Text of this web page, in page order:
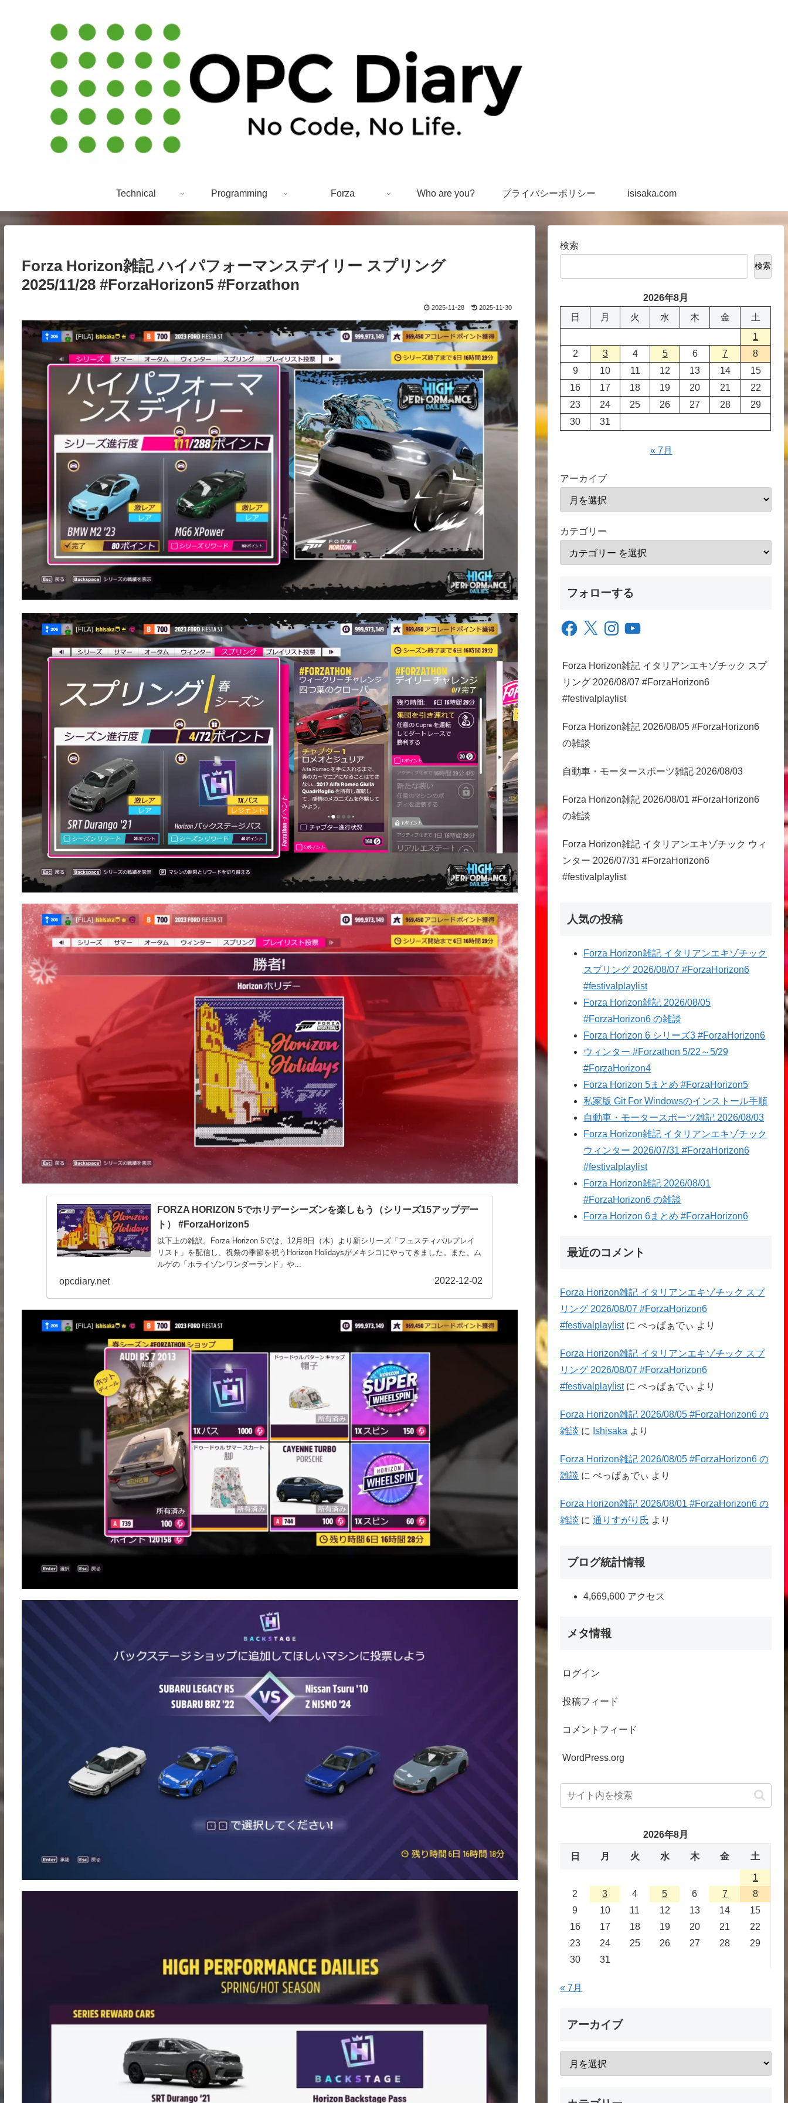
Technical Programming Forza Who are you? プライバシーポリシー isisaka.com
Forza Horizon雑記 ハイパフォーマンスデイリー スプリング
2025/11/28 #ForzaHorizon5 #Forzathon
2025-11-28 2025-11-30
FORZA HORIZON 5でホリデーシーズンを楽しもう（シリーズ15アップデー
ト） #ForzaHorizon5
以下上の雑訳。Forza Horizon 5では、12月8日（木）より新シリーズ「フェスティバルプレイ
リスト」を配信し、祝祭の季節を祝うHorizon Holidaysがメキシコにやってきました。また、ム
ルゲの「ホライゾンワンダーランド」や...
opcdiary.net 2022-12-02
検索
検索
2026年8月
日
月 火 水 木 金
土
1
2
3 4 5 6 7
8
9
10 11 12 13 14
15
16
17 18 19 20 21
22
23
24 25 26 27 28
29
30
31
« 7月
アーカイブ
カテゴリー
フォローする
Facebook
X InstagramYouTube
Forza Horizon雑記 イタリアンエキゾチック スプ
リング 2026/08/07 #ForzaHorizon6
#festivalplaylist
Forza Horizon雑記 2026/08/05 #ForzaHorizon6
の雑談
自動車・モータースポーツ雑記 2026/08/03
Forza Horizon雑記 2026/08/01 #ForzaHorizon6
の雑談
Forza Horizon雑記 イタリアンエキゾチック ウィ
ンター 2026/07/31 #ForzaHorizon6
#festivalplaylist
人気の投稿
Forza Horizon雑記 イタリアンエキゾチック
スプリング 2026/08/07 #ForzaHorizon6
#festivalplaylist
Forza Horizon雑記 2026/08/05
#ForzaHorizon6 の雑談
Forza Horizon 6 シリーズ3 #ForzaHorizon6
ウィンター #Forzathon 5/22～5/29
#ForzaHorizon4
Forza Horizon 5まとめ #ForzaHorizon5
私家版 Git For Windowsのインストール手順
自動車・モータースポーツ雑記 2026/08/03
Forza Horizon雑記 イタリアンエキゾチック
ウィンター 2026/07/31 #ForzaHorizon6
#festivalplaylist
Forza Horizon雑記 2026/08/01
#ForzaHorizon6 の雑談
Forza Horizon 6まとめ #ForzaHorizon6
最近のコメント
Forza Horizon雑記 イタリアンエキゾチック スプ
リング 2026/08/07 #ForzaHorizon6
#festivalplaylistにぺっぱぁでぃ より
Forza Horizon雑記 イタリアンエキゾチック スプ
リング 2026/08/07 #ForzaHorizon6
#festivalplaylistにぺっぱぁでぃ より
Forza Horizon雑記 2026/08/05 #ForzaHorizon6 の
雑談 に Ishisaka より
Forza Horizon雑記 2026/08/05 #ForzaHorizon6 の
雑談 にぺっぱぁでぃ より
Forza Horizon雑記 2026/08/01 #ForzaHorizon6 の
雑談 に通りすがり氏 より
ブログ統計情報
4,669,600 アクセス
メタ情報
ログイン
投稿フィード
コメントフィード
WordPress.org
2026年8月
日 月 火 水 木 金 土
1
2
3 4 5 6 7
8
9
10 11 12 13 14
15
16
17 18 19 20 21
22
23
24 25 26 27 28
29
30
31
« 7月
アーカイブ